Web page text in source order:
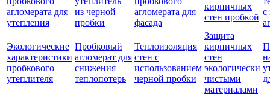
агломерата для
утепления
из черной
пробки
агломерата для
фасада
кирпичных
стен пробкой
с
Экологические
характеристики
пробкового
утеплителя
Пробковый
агломерат для
снижения
теплопотерь
Теплоизоляция
стен с
использованием
черной пробки
Защита
кирпичных
стен
экологически
чистыми
материалами